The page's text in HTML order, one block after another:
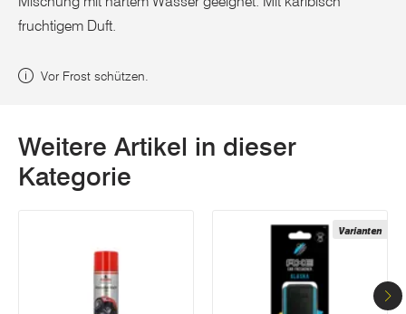
fruchtigem Duft.
Vor Frost schützen.
Weitere Artikel in dieser
Kategorie
Varianten